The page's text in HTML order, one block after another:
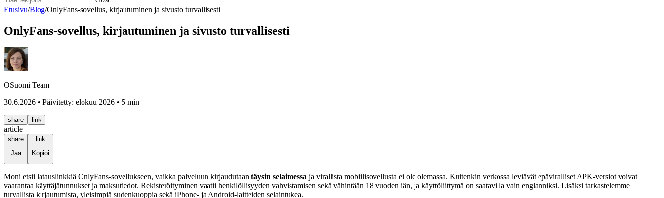
Etusivu/Blog/OnlyFans-sovellus, kirjautuminen ja sivusto turvallisesti
OnlyFans-sovellus, kirjautuminen ja sivusto turvallisesti
OSuomi Team
30.6.2026 • Päivitetty: elokuu 2026 • 5 min
share link
article
share
Jaa
link
Kopioi
Moni etsii latauslinkkiä OnlyFans-sovellukseen, vaikka palveluun kirjaudutaan täysin selaimessa ja virallista mobiilisovellusta ei ole olemassa. Kuitenkin verkossa leviävät epäviralliset APK-versiot voivat
vaarantaa käyttäjätunnukset ja maksutiedot. Rekisteröityminen vaatii henkilöllisyyden vahvistamisen sekä vähintään 18 vuoden iän, ja käyttöliittymä on saatavilla vain englanniksi. Lisäksi tarkastelemme
turvallista kirjautumista, yleisimpiä sudenkuoppia sekä iPhone- ja Android-laitteiden selaintukea.